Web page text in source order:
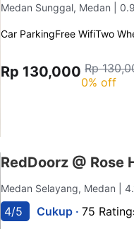
Medan Sunggal, Medan |
Car ParkingFree WifiTwo
Rp 130,000 Rp
0% off
RedDoorz @ Rose
Medan Selayang, Medan |
4/5 Cukup ·75